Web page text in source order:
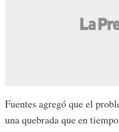
Fuentes agregó que el
una quebrada que en